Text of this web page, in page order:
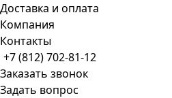
Доставка и оплата
Компания
Контакты
+7 (812) 702-81-12
Заказать звонок
Задать вопрос